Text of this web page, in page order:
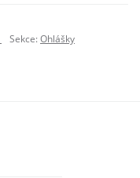
Sekce:Ohlášky